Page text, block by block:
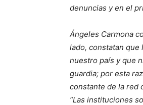
denuncias y en el
Ángeles Carmona
lado, constatan
nuestro país y que
guardia; por esta
constante de la red
“Las instituciones